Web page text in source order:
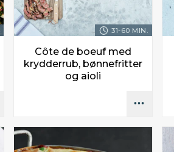
31-60 MIN.
Côte de boeuf med
krydderrub, bønnefritter
og aioli